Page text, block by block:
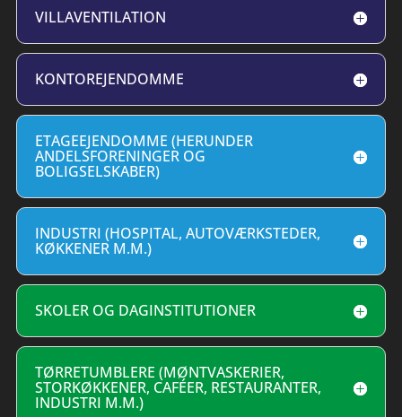
VILLAVENTILATION
KONTOREJENDOMME
ETAGEEJENDOMME (HERUNDER
ANDELSFORENINGER OG
BOLIGSELSKABER)
INDUSTRI (HOSPITAL, AUTOVÆRKSTEDER,
KØKKENER M.M.)
SKOLER OG DAGINSTITUTIONER
TØRRETUMBLERE (MØNTVASKERIER,
STORKØKKENER, CAFÉER, RESTAURANTER,
INDUSTRI M.M.)